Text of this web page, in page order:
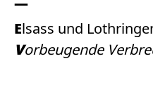
Elsass und
Vorbeugende